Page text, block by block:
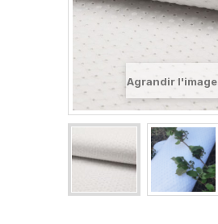
Agrandir l'image